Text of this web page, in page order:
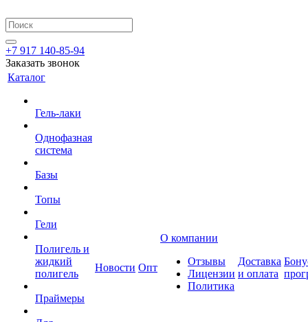
+7 917 140-85-94
Заказать звонок
Каталог
Гель-лаки
Однофазная
система
Базы
Топы
Гели
Полигель и
жидкий
полигель
Праймеры
Новости Опт
О компании
Отзывы
Лицензии
Политика
Доставка
и оплата